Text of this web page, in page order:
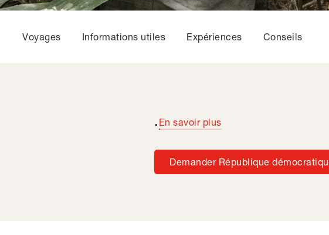
Voyages Informations utiles Expériences Conseils
. En savoir plus
Demander République